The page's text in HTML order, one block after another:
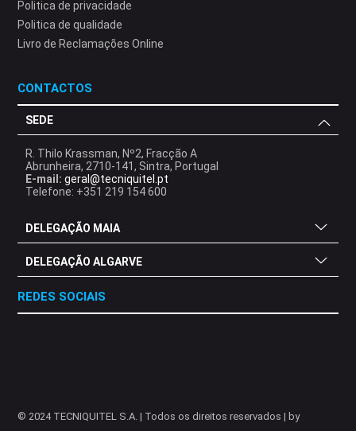
Politica de privacidade
Politica de qualidade
Livro de Reclamações Online
CONTACTOS
SEDE
R. Thilo Krassman, Nº2, Fracção A
Abrunheira, 2710-141, Sintra, Portugal
E-mail: geral@tecniquitel.pt
Telefone: +351 219 154 600
DELEGAÇÃO MAIA
DELEGAÇÃO ALGARVE
REDES SOCIAIS
© 2024 TECNIQUITEL S.A. | Todos os direitos reservados | by